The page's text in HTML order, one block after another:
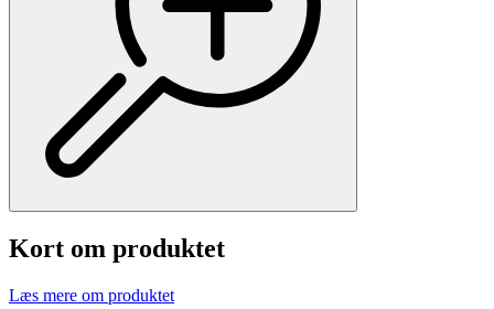
Kort om produktet
Læs mere om produktet